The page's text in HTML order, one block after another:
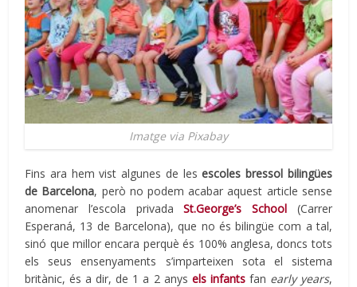
Imatge via Pixabay
Fins ara hem vist algunes de lesescoles bressol bilingües
de Barcelona, però no podem acabar aquest article sense
anomenar l’escola privadaSt.George’s School (Carrer
Esperaná, 13 de Barcelona), que no és bilingüe com a tal,
sinó que millor encara perquè és 100% anglesa, doncs tots
els seus ensenyaments s’imparteixen sota el sistema
britànic, és a dir, de 1 a 2 anys els infantsfan early years,